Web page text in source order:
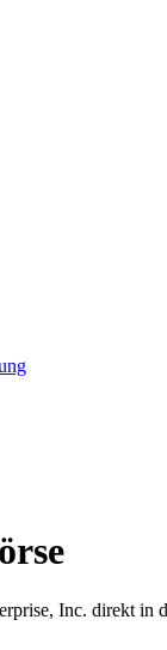
Inc. direkt